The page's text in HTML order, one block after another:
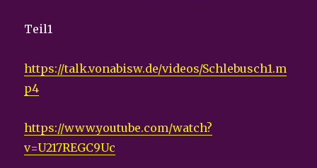
Teil1
https://talk.vonabisw.de/videos/Schlebusch1.m
p4
https://www.youtube.com/watch?
v=U217REGC9Uc